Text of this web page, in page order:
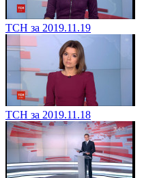
ТСН за 2019.11.19
ТСН за 2019.11.18